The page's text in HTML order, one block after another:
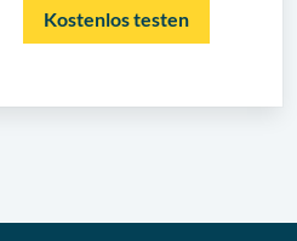
Kostenlos testen